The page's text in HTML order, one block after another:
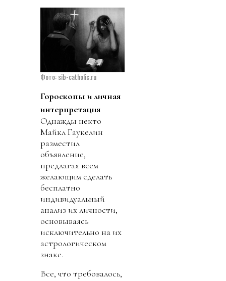
Фото: sib-catholic.ru
Гороскопы и личная
интерпретация
Однажды некто
Майкл Гаукелин
разместил
объявление,
предлагая всем
желающим сделать
бесплатно
индивидуальный
анализ их личности,
основываясь
исключительно на их
астрологическом
знаке.
Все, что требовалось,